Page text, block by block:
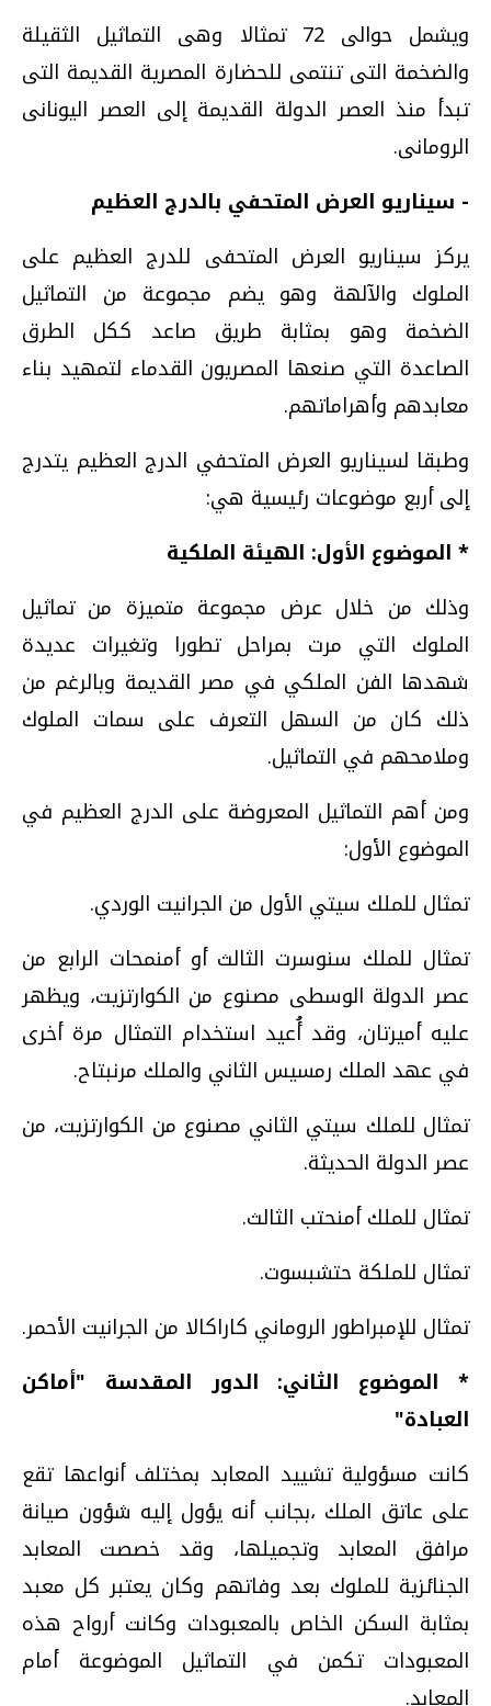
ويشمل حوالى 72 تمثالا وهى التماثيل الثقيلة
والضخمة التى تنتمى للحضارة المصرية القديمة التى
تبدأ منذ العصر الدولة القديمة إلى العصر اليونانى
الرومانى.
- سيناريو العرض المتحفي بالدرج العظيم
يركز سيناريو العرض المتحفى للدرج العظيم على
الملوك والآلهة وهو يضم مجموعة من التماثيل
الضخمة وهو بمثابة طريق صاعد ككل الطرق
الصاعدة التي صنعها المصريون القدماء لتمهيد بناء
معابدهم وأهراماتهم.
وطبقا لسيناريو العرض المتحفي الدرج العظيم يتدرج
إلى أربع موضوعات رئيسية هي:
* الموضوع الأول: الهيئة الملكية
وذلك من خلال عرض مجموعة متميزة من تماثيل
الملوك التي مرت بمراحل تطورا وتغيرات عديدة
شهدها الفن الملكي في مصر القديمة وبالرغم من
ذلك كان من السهل التعرف على سمات الملوك
وملامحهم في التماثيل.
ومن أهم التماثيل المعروضة على الدرج العظيم في
الموضوع الأول:
تمثال للملك سيتي الأول من الجرانيت الوردي.
تمثال للملك سنوسرت الثالث أو أمنمحات الرابع من
عصر الدولة الوسطى مصنوع من الكوارتزيت، ويظهر
عليه أميرتان، وقد أُعيد استخدام التمثال مرة أخرى
في عهد الملك رمسيس الثاني والملك مرنبتاح.
تمثال للملك سيتي الثاني مصنوع من الكوارتزيت، من
عصر الدولة الحديثة.
تمثال للملك أمنحتب الثالث.
تمثال للملكة حتشبسوت.
تمثال للإمبراطور الروماني كاراكالا من الجرانيت الأحمر.
* الموضوع الثاني: الدور المقدسة "أماكن
العبادة"
كانت مسؤولية تشييد المعابد بمختلف أنواعها تقع
على عاتق الملك ،بجانب أنه يؤول إليه شؤون صيانة
مرافق المعابد وتجميلها، وقد خصصت المعابد
الجنائزية للملوك بعد وفاتهم وكان يعتبر كل معبد
بمثابة السكن الخاص بالمعبودات وكانت أرواح هذه
المعبودات تكمن في التماثيل الموضوعة أمام
المعابد.